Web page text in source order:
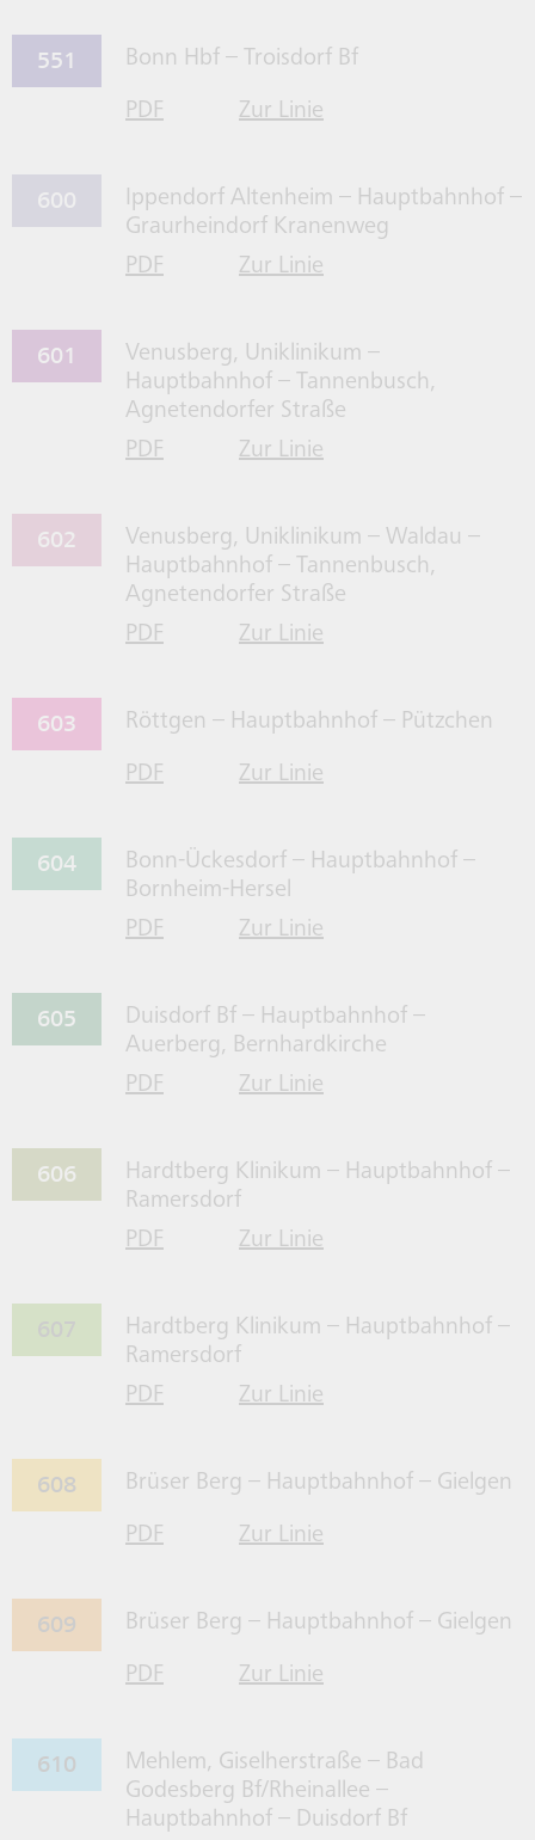
551 Bonn Hbf – Troisdorf Bf
PDFfür Linie 551 herrunterladen
Zur Linie551 gehen
600
Ippendorf Altenheim – Hauptbahnhof –
Graurheindorf Kranenweg
PDFfür Linie 600 herrunterladen
Zur Linie600 gehen
601
Venusberg, Uniklinikum –
Hauptbahnhof – Tannenbusch,
Agnetendorfer Straße
PDFfür Linie 601 herrunterladen
Zur Linie601 gehen
602
Venusberg, Uniklinikum – Waldau –
Hauptbahnhof – Tannenbusch,
Agnetendorfer Straße
PDFfür Linie 602 herrunterladen
Zur Linie602 gehen
603 Röttgen – Hauptbahnhof – Pützchen
PDFfür Linie 603 herrunterladen
Zur Linie603 gehen
604
Bonn-Ückesdorf – Hauptbahnhof –
Bornheim-Hersel
PDFfür Linie 604 herrunterladen
Zur Linie604 gehen
605
Duisdorf Bf – Hauptbahnhof –
Auerberg, Bernhardkirche
PDFfür Linie 605 herrunterladen
Zur Linie605 gehen
606
Hardtberg Klinikum – Hauptbahnhof –
Ramersdorf
PDFfür Linie 606 herrunterladen
Zur Linie606 gehen
Hardtberg Klinikum – Hauptbahnhof –
Ramersdorf
PDFfür Linie 607 herrunterladen
Zur Linie607 gehen
608 Brüser Berg – Hauptbahnhof – Gielgen
PDFfür Linie 608 herrunterladen
Zur Linie608 gehen
609 Brüser Berg – Hauptbahnhof – Gielgen
PDFfür Linie 609 herrunterladen
Zur Linie609 gehen
610
Mehlem, Giselherstraße – Bad
Godesberg Bf/Rheinallee –
Hauptbahnhof – Duisdorf Bf